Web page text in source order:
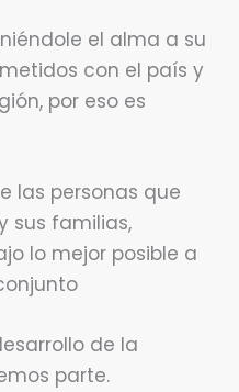
el alma a su
con el país y
por eso es
las personas que
sus familias,
lo mejor posible a
de la
parte.